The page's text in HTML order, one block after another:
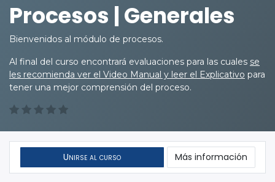
Procesos | Generales
Bienvenidos al módulo de procesos.
Al final del curso encontrará evaluaciones para las cuales se
les recomienda ver el Video Manual y leer el Explicativo para
tener una mejor comprensión del proceso.
Unirse al curso Más información